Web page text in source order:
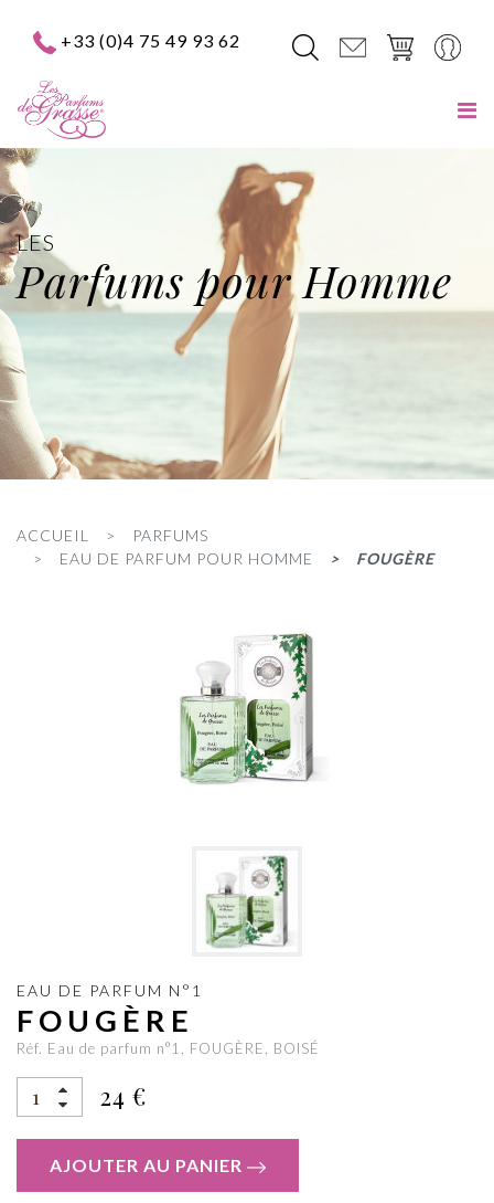
+33 (0)4 75 49 93 62
LES
Parfums pour Homme
ACCUEIL
PARFUMS
EAU DE PARFUM POUR HOMME
FOUGÈRE
EAU DE PARFUM N°1
FOUGÈRE
Réf. Eau de parfum n°1, FOUGÈRE, BOISÉ
24 €
AJOUTER AU PANIER